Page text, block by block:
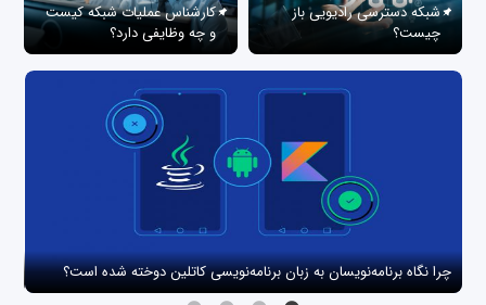
شبکه دسترسی رادیویی باز
چیست؟
کارشناس عملیات شبکه کیست
و چه وظایفی دارد؟
چرا نگاه برنامه‌نویسان به زبان برنامه‌نویسی کاتلین دوخته شده است؟